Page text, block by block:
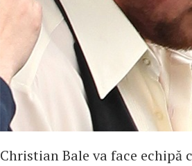
Christian Bale va face